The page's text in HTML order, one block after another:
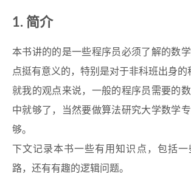
简介
本书讲的的是一些程序员必须了解的数
点挺有意义的，特别是对于非科班出身的
就我的观点来说，一般的程序员需要的
中就够了，当然要做算法研究大学数学
够。
下文记录本书一些有用知识点，包括
路，还有有趣的逻辑问题。